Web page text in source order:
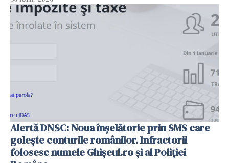
Alertă DNSC: Noua înșelătorie prin SMS care
golește conturile românilor. Infractorii
folosesc numele Ghișeul.ro și al Poliției